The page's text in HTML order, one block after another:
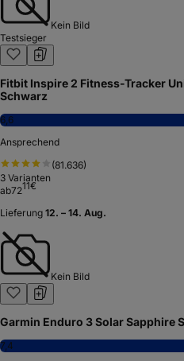
Kein Bild
Testsieger
Fitbit Inspire 2 Fitness-Tracker
Schwarz
6,6
Ansprechend
(81.636)
3 Varianten
ab7211€
Lieferung 12. – 14. Aug.
Kein Bild
Garmin Enduro 3 Solar Sapphire
7,4